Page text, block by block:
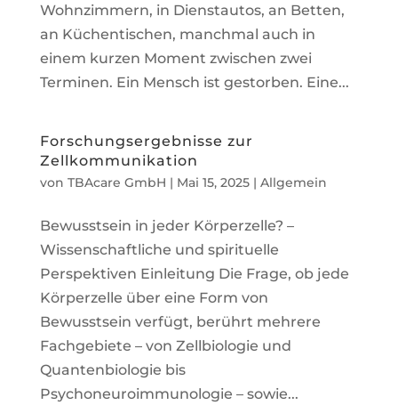
Wohnzimmern, in Dienstautos, an Betten,
an Küchentischen, manchmal auch in
einem kurzen Moment zwischen zwei
Terminen. Ein Mensch ist gestorben. Eine...
Forschungsergebnisse zur
Zellkommunikation
von TBAcare GmbH | Mai 15, 2025| Allgemein
Bewusstsein in jeder Körperzelle? –
Wissenschaftliche und spirituelle
Perspektiven Einleitung Die Frage, ob jede
Körperzelle über eine Form von
Bewusstsein verfügt, berührt mehrere
Fachgebiete – von Zellbiologie und
Quantenbiologie bis
Psychoneuroimmunologie – sowie...